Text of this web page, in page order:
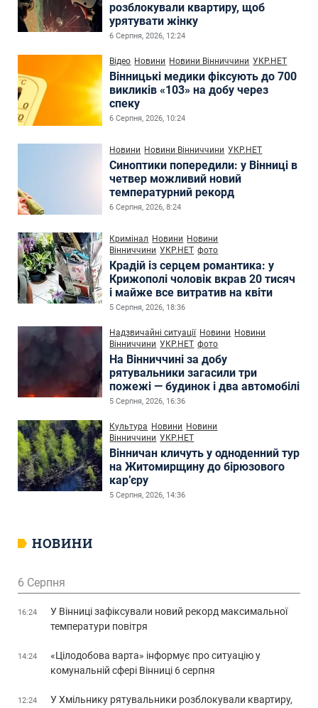
розблокували квартиру, щоб
урятувати жінку
6 Серпня, 2026, 12:24
Відео Новини Новини Вінниччини УКР.НЕТ
Вінницькі медики фіксують до 700
викликів «103» на добу через
спеку
6 Серпня, 2026, 10:24
Новини Новини Вінниччини УКР.НЕТ
Синоптики попередили: у Вінниці в
четвер можливий новий
температурний рекорд
6 Серпня, 2026, 8:24
Кримінал Новини Новини
Вінниччини УКР.НЕТ фото
Крадій із серцем романтика: у
Крижополі чоловік вкрав 20 тисяч
і майже все витратив на квіти
5 Серпня, 2026, 18:36
Надзвичайні ситуації Новини Новини
Вінниччини УКР.НЕТ фото
На Вінниччині за добу
рятувальники загасили три
пожежі — будинок і два автомобілі
5 Серпня, 2026, 16:36
Культура Новини Новини
Вінниччини УКР.НЕТ
Вінничан кличуть у одноденний тур
на Житомирщину до бірюзового
кар’єру
5 Серпня, 2026, 14:36
НОВИНИ
6 Серпня
16:24
У Вінниці зафіксували новий рекорд максимальної
температури повітря
14:24
«Цілодобова варта» інформує про ситуацію у
комунальній сфері Вінниці 6 серпня
12:24
У Хмільнику рятувальники розблокували квартиру,